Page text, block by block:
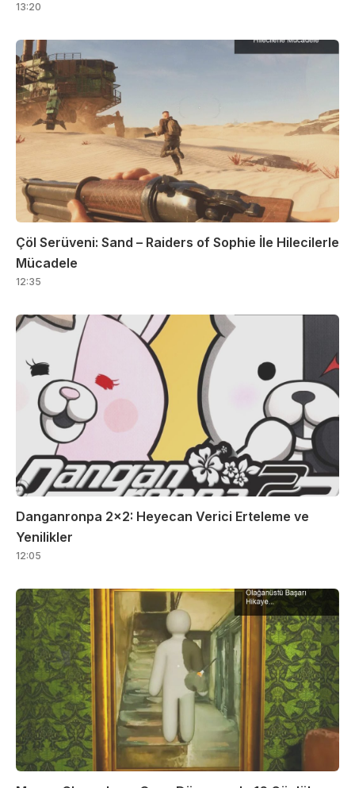
13:20
Çöl Serüveni: Sand – Raiders of Sophie İle Hilecilerle
Mücadele
12:35
Danganronpa 2×2: Heyecan Verici Erteleme ve
Yenilikler
12:05